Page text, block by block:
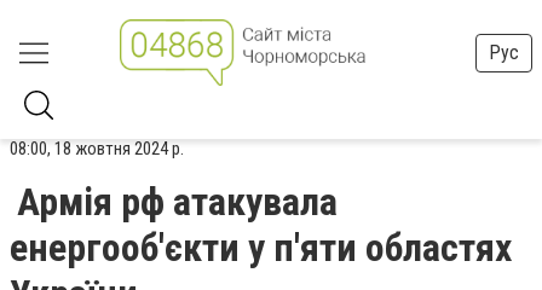
Рус
08:00, 18 жовтня 2024 р.
Армія рф атакувала
енергооб'єкти у п'яти областях